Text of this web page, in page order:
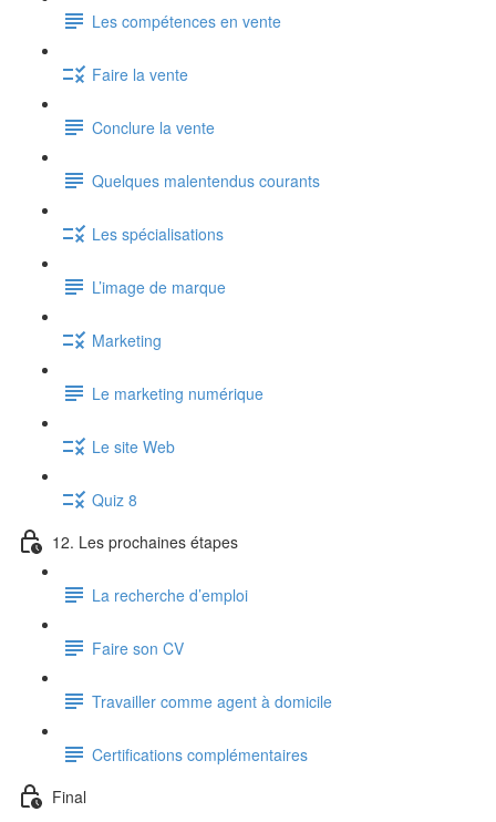
Les compétences en vente
Faire la vente
Conclure la vente
Quelques malentendus courants
Les spécialisations
L’image de marque
Marketing
Le marketing numérique
Le site Web
Quiz 8
12. Les prochaines étapes
La recherche d’emploi
Faire son CV
Travailler comme agent à domicile
Certifications complémentaires
Final